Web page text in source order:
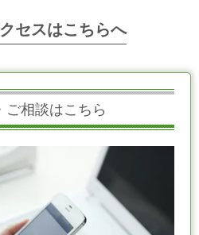
セスはこちらへ
ご相談はこちら